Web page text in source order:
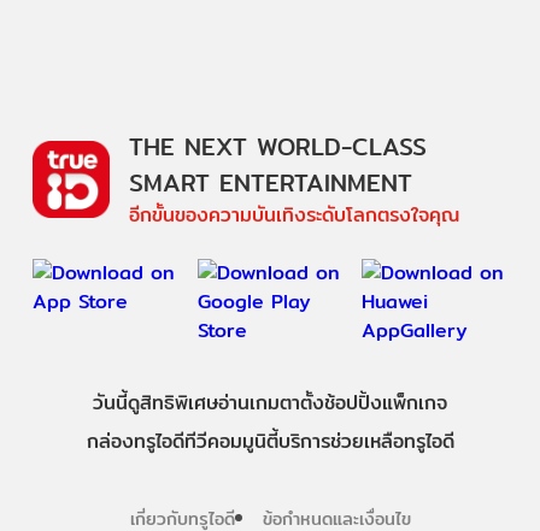
THE NEXT WORLD-CLASS
SMART ENTERTAINMENT
อีกขั้นของความบันเทิงระดับโลกตรงใจคุณ
วันนี้ดูสิทธิพิเศษอ่านเกมตาตั้งช้อปปิ้งแพ็กเกจ
กล่องทรูไอดีทีวีคอมมูนิตี้บริการช่วยเหลือทรูไอดี
เกี่ยวกับทรูไอดี ข้อกำหนดและเงื่อนไข